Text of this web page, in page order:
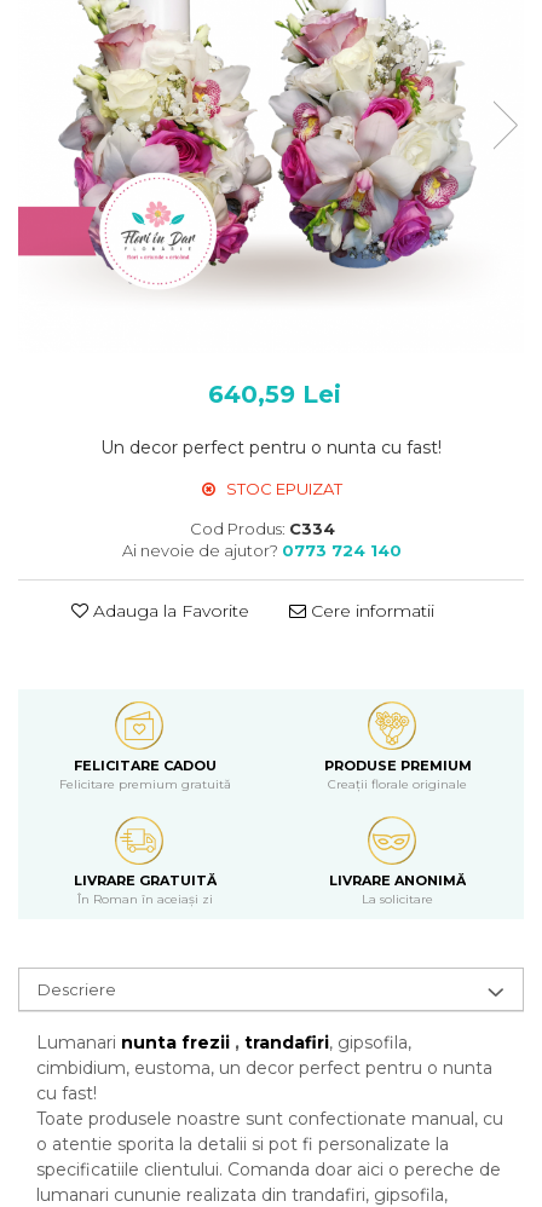
640,59 Lei
Un decor perfect pentru o nunta cu fast!
STOC EPUIZAT
Cod Produs: C334
Ai nevoie de ajutor? 0773 724 140
Adauga la Favorite Cere informatii
FELICITARE CADOU
Felicitare premium gratuită
PRODUSE PREMIUM
Creații florale originale
LIVRARE GRATUITĂ
În Roman în aceiași zi
LIVRARE ANONIMĂ
La solicitare
Descriere
Lumanari nunta frezii , trandafiri, gipsofila,
cimbidium, eustoma, un decor perfect pentru o nunta
cu fast!
Toate produsele noastre sunt confectionate manual, cu
o atentie sporita la detalii si pot fi personalizate la
specificatiile clientului. Comanda doar aici o pereche de
lumanari cununie realizata din trandafiri, gipsofila,